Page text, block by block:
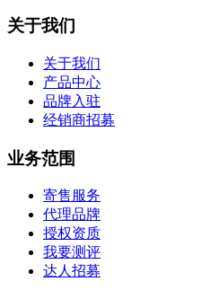
关于我们
关于我们
产品中心
品牌入驻
经销商招募
业务范围
寄售服务
代理品牌
授权资质
我要测评
达人招募